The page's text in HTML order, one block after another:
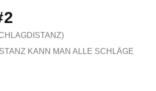
KANN MAN ALLE SCHLÄGE